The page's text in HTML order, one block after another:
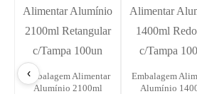
Embalagem Alimentar
Alumínio 2100ml
Embalagem
Alumínio
‹